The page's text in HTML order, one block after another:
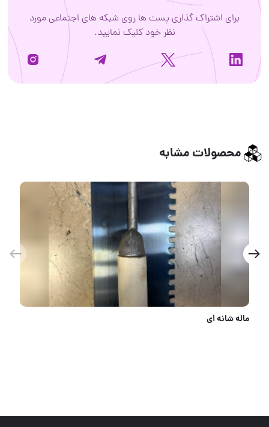
برای اشتراک گذاری پست ها روی شبکه های اجتماعی مورد
نظر خود کلیک نمایید.
محصولات مشابه
هوالرزاق